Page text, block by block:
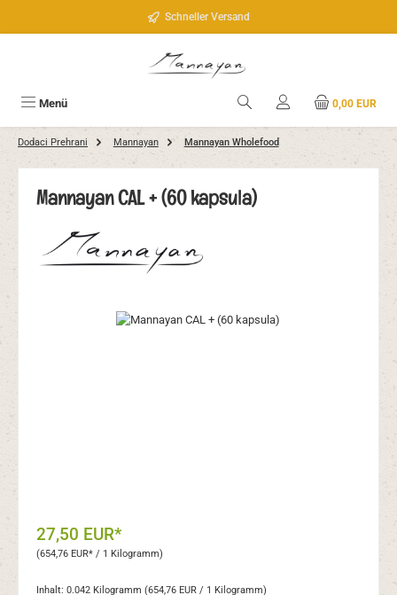
Schneller Versand
Menü 0,00 EUR
Dodaci Prehrani Mannayan Mannayan Wholefood
Mannayan CAL + (60 kapsula)
Bildergalerie überspringen
27,50 EUR*
(654,76 EUR* / 1 Kilogramm)
Inhalt: 0.042 Kilogramm (654,76 EUR / 1 Kilogramm)